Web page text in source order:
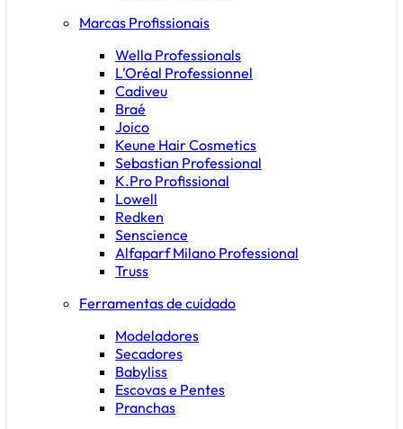
Marcas Profissionais
Wella Professionals
L'Oréal Professionnel
Cadiveu
Braé
Joico
Keune Hair Cosmetics
Sebastian Professional
K.Pro Profissional
Lowell
Redken
Senscience
Alfaparf Milano Professional
Truss
Ferramentas de cuidado
Modeladores
Secadores
Babyliss
Escovas e Pentes
Pranchas